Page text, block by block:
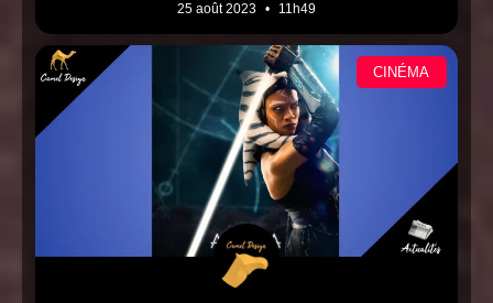
25 août 2023 11h49
CINÉMA